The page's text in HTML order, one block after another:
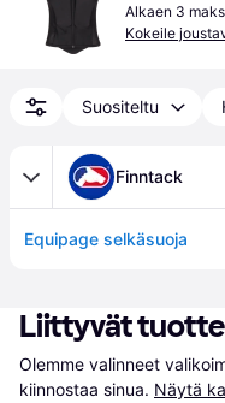
Alkaen 3
Kokeile
Suositeltu
Finntack
Equipage selkäsuoja
Liittyvät
Olemme valinneet
kiinnostaa sinua. Näytä